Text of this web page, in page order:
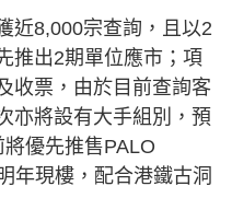
近8,000宗查詢，且以2
推出2期單位應市；項
收票，由於目前查詢客
亦將設有大手組別，預
優先推售PALO
年現樓，配合港鐵古洞